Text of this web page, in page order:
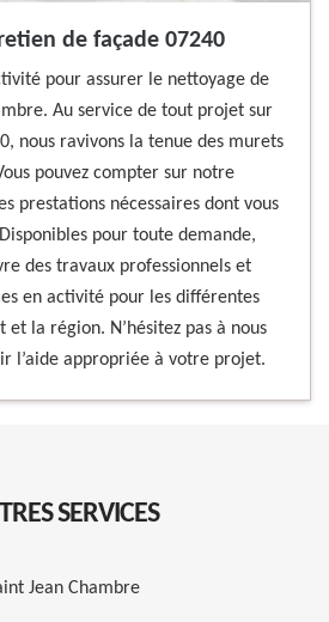
de façade 07240
pour assurer le nettoyage de
Au service de tout projet sur
nous ravivons la tenue des murets
pouvez compter sur notre
prestations nécessaires dont vous
pour toute demande,
des travaux professionnels et
en activité pour les différentes
la région. N’hésitez pas à nous
l’aide appropriée à votre projet.
SERVICES
Jean Chambre